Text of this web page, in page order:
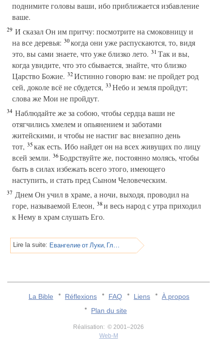
поднимите головы ваши, ибо приближается избавление
ваше.
29 И сказал Он им притчу: посмотрите на смоковницу и
на все деревья: 30когда они уже распускаются, то, видя
это, вы сами знаете, что уже близко лето. 31Так и вы,
когда увидите, что это сбывается, знайте, что близко
Царство Божие. 32Истинно говорю вам: не пройдет род
сей, доколе всё не сбудется, 33Небо и земля пройдут;
слова же Мои не пройдут.
34 Наблюдайте же за собою, чтобы сердца ваши не
отягчились хмелем и опьянением и заботами
житейскими, и чтобы не настиг вас внезапно день
тот, 35как есть. Ибо найдет он на всех живущих по лицу
всей земли. 36Бодрствуйте же, постоянно молясь, чтобы
быть в силах избежать всего этого, имеющего
наступить, и стать пред Сыном Человеческим.
37 Днем Он учил в храме, а ночи, выходя, проводил на
горе, называемой Елеон, 38и весь народ с утра приходил
к Нему в храм слушать Его.
Lire la suite: Евангелие от Луки, Глава 22
La Bible Réflexions FAQ Liens
À propos
Plan du site
Réalisation: © 2001–2026
Web-M